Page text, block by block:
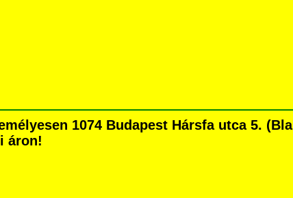
1074 Budapest Hársfa utca 5.
áron!